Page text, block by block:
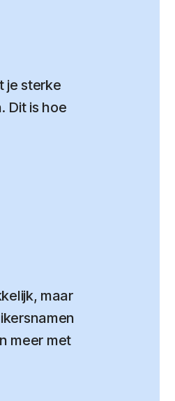
je sterke
Dit is hoe
maar
meer met